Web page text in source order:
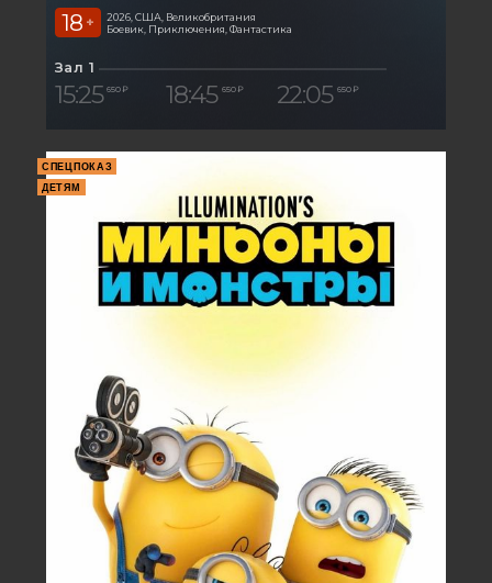
18 +
2026, США, Великобритания
Боевик, Приключения, Фантастика
Зал 1
15:25 650 ₽ 18:45 650 ₽ 22:05 650 ₽
СПЕЦПОКАЗ
ДЕТЯМ